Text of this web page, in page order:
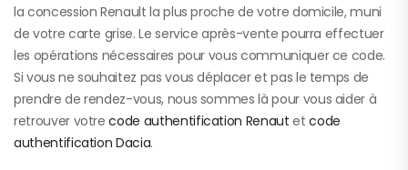
la concession Renault la plus proche de votre domicile, muni
de votre carte grise. Le service après-vente pourra effectuer
les opérations nécessaires pour vous communiquer ce code.
Si vous ne souhaitez pas vous déplacer et pas le temps de
prendre de rendez-vous, nous sommes là pour vous aider à
retrouver votrecode authentification Renaut etcode
authentification Dacia.